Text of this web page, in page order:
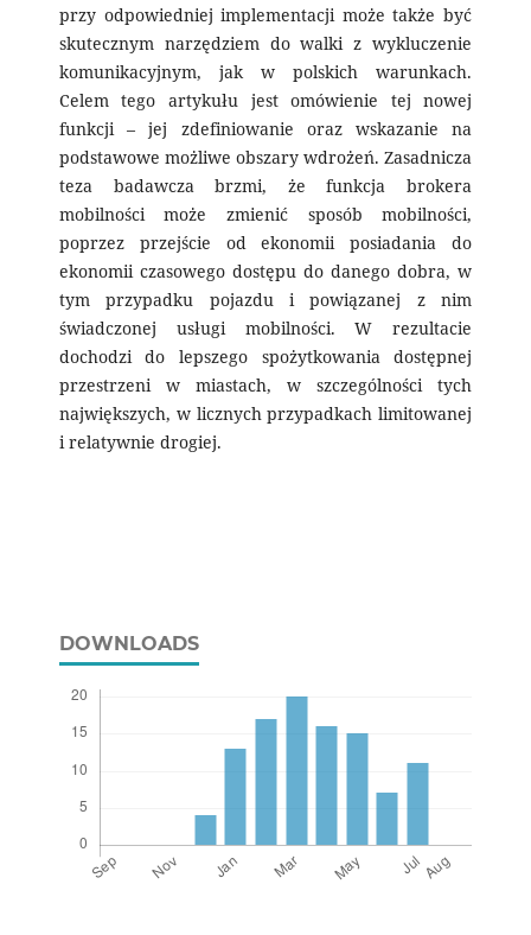
przy odpowiedniej implementacji może także być
skutecznym narzędziem do walki z wykluczenie
komunikacyjnym, jak w polskich warunkach.
Celem tego artykułu jest omówienie tej nowej
funkcji – jej zdefiniowanie oraz wskazanie na
podstawowe możliwe obszary wdrożeń. Zasadnicza
teza badawcza brzmi, że funkcja brokera
mobilności może zmienić sposób mobilności,
poprzez przejście od ekonomii posiadania do
ekonomii czasowego dostępu do danego dobra, w
tym przypadku pojazdu i powiązanej z nim
świadczonej usługi mobilności. W rezultacie
dochodzi do lepszego spożytkowania dostępnej
przestrzeni w miastach, w szczególności tych
największych, w licznych przypadkach limitowanej
i relatywnie drogiej.
DOWNLOADS